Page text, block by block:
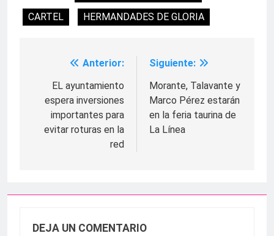
CARTEL
HERMANDADES DE GLORIA
Navegación
entradas
Anterior:
EL ayuntamiento
espera inversiones
importantes para
evitar roturas en la
red
Siguiente:
Morante, Talavante y
Marco Pérez estarán
en la feria taurina de
La Línea
DEJA UN COMENTARIO